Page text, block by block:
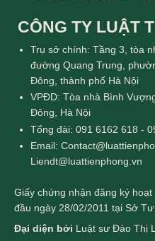
CÔNG TY LUẬT
Trụ sở chính: Tầng 3, tòa
đường Quang Trung,
Đông, thành phố Hà Nội
VPĐD: Tòa nhà Bình
Đông, Hà Nội
Tổng đài: 091 6162 618 -
Email:
Liendt@luattienphong.vn
Giấy chứng nhận đăng ký hoạt
đầu ngày 28/02/2011 tại Sở
Đại diện bởi Luật sư Đào Thị